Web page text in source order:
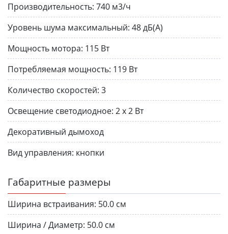
Производительность: 740 м3/ч
Уровень шума максимальный: 48 дБ(А)
Мощность мотора: 115 Вт
Потребляемая мощность: 119 Вт
Количество скоростей: 3
Освещение светодиодное: 2 х 2 Вт
Декоративный дымоход
Вид управления: кнопки
Габаритные размеры
Ширина встраивания: 50.0 см
Ширина / Диаметр: 50.0 см